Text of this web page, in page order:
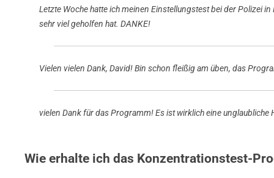
Letzte Woche hatte ich meinen Einstellungstest bei der Polizei
sehr viel geholfen hat. DANKE!
Vielen vielen Dank, David! Bin schon fleißig am üben, das
vielen Dank für das Programm! Es ist wirklich eine
Wie erhalte ich das Konzentrationstest-